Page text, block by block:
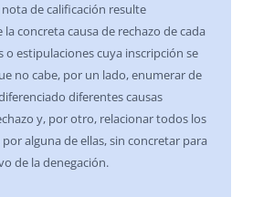
de calificación resulte
concreta causa de rechazo de cada
o estipulaciones cuya inscripción se
no cabe, por un lado, enumerar de
diferentes causas
y, por otro, relacionar todos los
alguna de ellas, sin concretar para
de la denegación.